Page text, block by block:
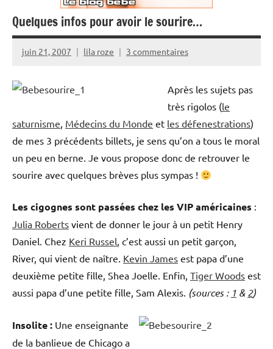
Quelques infos pour avoir le sourire…
juin 21, 2007 lila roze 3 commentaires
Après les sujets pas
très rigolos (le
saturnisme Médecins du Monde et les défenestrations)
de mes 3 précédents billets, je sens qu’on a tous le moral
un peu en berne. Je vous propose donc de retrouver le
sourire avec quelques brèves plus sympas !
Les cigognes sont passées chez les VIP américaines :
Julia Roberts vient de donner le jour à un petit Henry
Daniel. Chez Keri Russel , c’est aussi un petit garçon,
River, qui vient de naître. Kevin James est papa d’une
deuxième petite fille, Shea Joelle. Enfin, Tiger Woods est
aussi papa d’une petite fille, Sam Alexis. (sources : 1 &2)
Insolite : Une enseignante
de la banlieue de Chicago a